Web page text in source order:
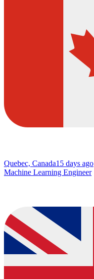
Quebec, Canada15 days ago
Machine Learning Engineer